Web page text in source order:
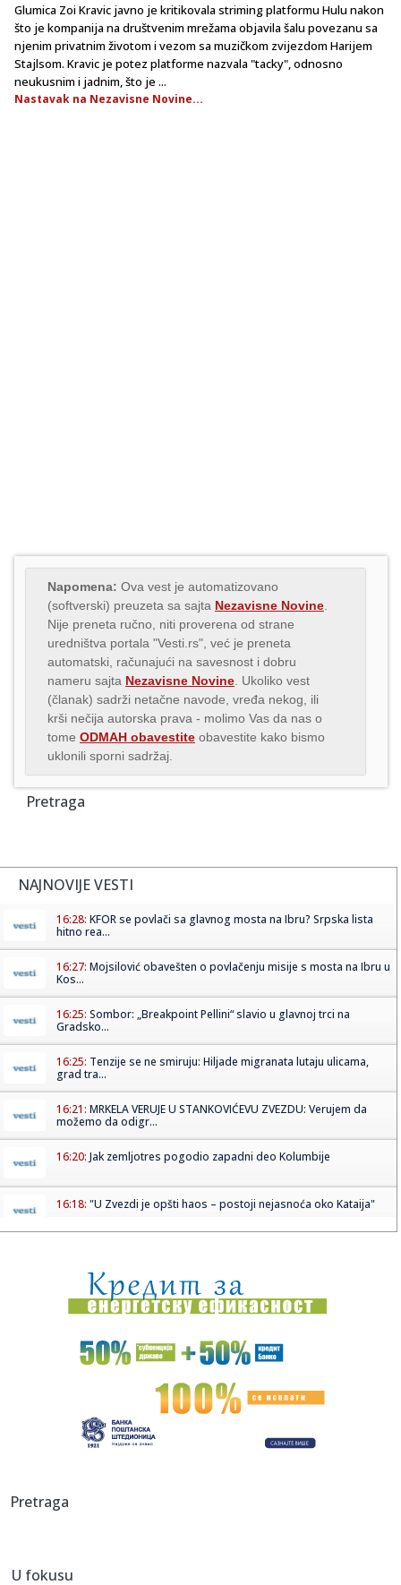
​Glumica Zoi Kravic javno je kritikovala striming platformu Hulu nakon
što je kompanija na društvenim mrežama objavila šalu povezanu sa
njenim privatnim životom i vezom sa muzičkom zvijezdom Harijem
Stajlsom. Kravic je potez platforme nazvala "tacky", odnosno
neukusnim i jadnim, što je ...
Nastavak na Nezavisne Novine...
Napomena: Ova vest je automatizovano
(softverski) preuzeta sa sajta Nezavisne Novine
Nije preneta ručno, niti proverena od strane
uredništva portala "Vesti.rs", već je preneta
automatski, računajući na savesnost i dobru
nameru sajta Nezavisne Novine . Ukoliko vest
(članak) sadrži netačne navode, vređa nekog, ili
krši nečija autorska prava - molimo Vas da nas o
tome ODMAH obavestite obavestite kako bismo
uklonili sporni sadržaj.
Pretraga
NAJNOVIJE VESTI
16:28: KFOR se povlači sa glavnog mosta na Ibru? Srpska lista
hitno rea...
16:27: Mojsilović obavešten o povlačenju misije s mosta na Ibru u
Kos...
16:25: Sombor: „Breakpoint Pellini“ slavio u glavnoj trci na
Gradsko...
16:25: Tenzije se ne smiruju: Hiljade migranata lutaju ulicama,
grad tra...
16:21: MRKELA VERUJE U STANKOVIĆEVU ZVEZDU: Verujem da
možemo da odigr...
16:20: Jak zemljotres pogodio zapadni deo Kolumbije
16:18: "U Zvezdi je opšti haos – postoji nejasnoća oko Kataija"
16:15:Dušo, smanjili su nam Mars čokoladice
16:14:Ana Nikolić poseduje USB sa snimcima Jelene Radanović?
"Žena j...
Vučić obišao ovi pogona za farbanje i peskarenje fabrike
16:11:Vučić obišao gradilište vrtića ``Čarolija`` u Prijepolju
haosu posle ...
Pretraga
U fokusu